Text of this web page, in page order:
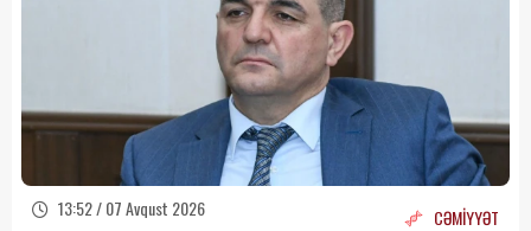
13:52 / 07 Avqust 2026 CƏMİYYƏT